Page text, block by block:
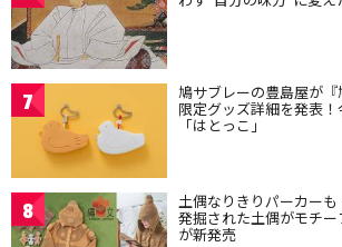
7 鳩サブレーの豊島屋が『
限定グッズ詳細を発表
「はとっこ」
8 土偶なりきりパーカー
発掘された土偶がモチ
が新発売